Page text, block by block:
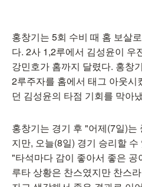
홍창기는 5회 수비 때 홈 보살
다. 2사 1,2루에서 김성윤이 우
강민호가 홈까지 달렸다. 홍창
2루주자를 홈에서 태그 아웃시
던 김성윤의 타점 기회를 막아
홍창기는 경기 후 "어제(7일)는
지만, 오늘(8일) 경기 승리할
"타석마다 감이 좋아서 좋은
루타 상황은 찬스였지만 찬스